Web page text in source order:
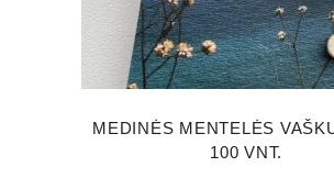
MEDINĖS MENTELĖS
100 VNT.